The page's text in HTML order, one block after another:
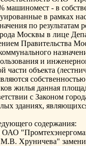
машиномест - в
в рамках
по результатам
Москвы в лице
Правительства
и
части объекта
жилья данная
с Законом
зданиях,
содержания:
ОАО
Хруничева"